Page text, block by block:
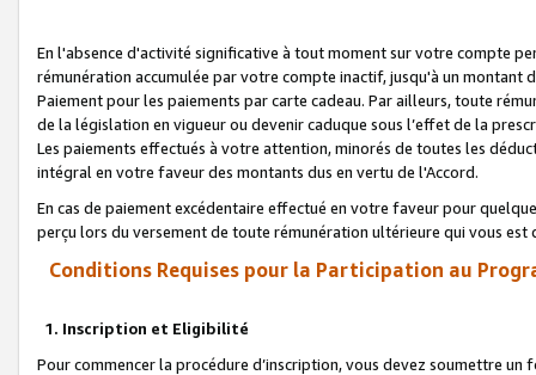
En l'absence d'activité significative à tout moment sur votre compte
rémunération accumulée par votre compte inactif, jusqu'à un montant
Paiement pour les paiements par carte cadeau. Par ailleurs, toute
de la législation en vigueur ou devenir caduque sous l’effet de la
Les paiements effectués à votre attention, minorés de toutes les
intégral en votre faveur des montants dus en vertu de l'Accord.
En cas de paiement excédentaire effectué en votre faveur pour
perçu lors du versement de toute rémunération ultérieure qui vous est
Conditions Requises pour la Participation au
1. Inscription et Eligibilité
Pour commencer la procédure d’inscription, vous devez soumettre